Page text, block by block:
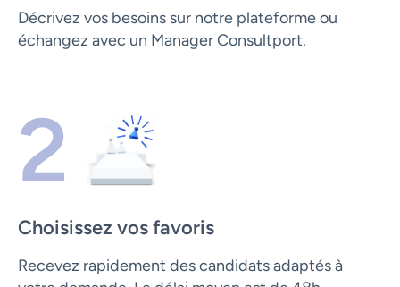
Décrivez vos besoins sur notre plateforme ou
échangez avec un Manager Consultport.
2
Choisissez vos favoris
Recevez rapidement des candidats adaptés à